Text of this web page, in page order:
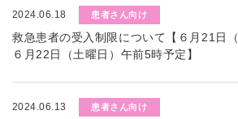
2024.06.18 患者さん向け
救急患者の受入制限について【６月21日
６月22日（土曜日）午前5時予定】
2024.06.13 患者さん向け